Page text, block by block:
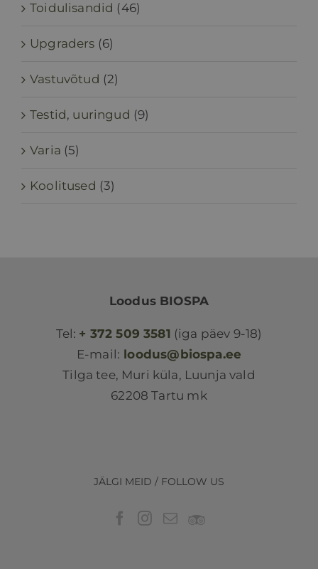
Toidulisandid (46)
Upgraders (6)
Vastuvõtud (2)
Testid, uuringud (9)
Varia (5)
Koolitused (3)
Loodus BIOSPA
Tel: + 372 509 3581 (iga päev 9-18)
E-mail: loodus@biospa.ee
Tilga tee, Muri küla, Luunja vald
62208 Tartu mk
JÄLGI MEID / FOLLOW US